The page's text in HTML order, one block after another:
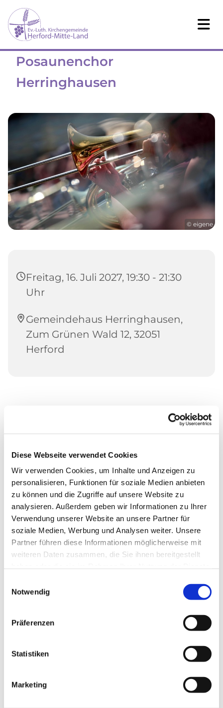
Diese Webseite verwendet Cookies
Wir verwenden Cookies, um Inhalte und Anzeigen zu
personalisieren, Funktionen für soziale Medien anbieten
zu können und die Zugriffe auf unsere Website zu
analysieren. Außerdem geben wir Informationen zu Ihrer
Verwendung unserer Website an unsere Partner für
soziale Medien, Werbung und Analysen weiter. Unsere
Partner führen diese Informationen möglicherweise mit
weiteren Daten zusammen, die Sie ihnen bereitgestellt
Notwendig
Präferenzen
Statistiken
Marketing
Posaunenchor
Herringhausen
© eigene
Freitag, 16. Juli 2027, 19:30 - 21:30
Uhr
Gemeindehaus Herringhausen,
Zum Grünen Wald 12, 32051
Herford